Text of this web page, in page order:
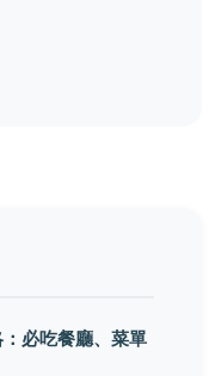
必吃餐廳、菜單